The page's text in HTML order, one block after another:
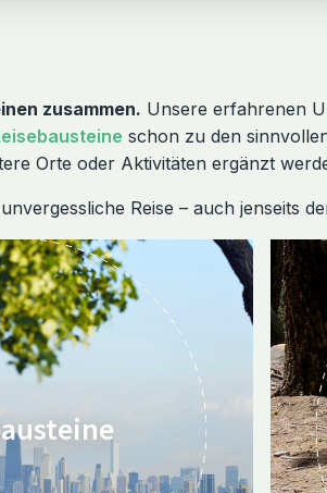
zusammen. Unsere erfahrenen
schon zu den
Orte oder Aktivitäten ergänzt
Reise – auch jenseits